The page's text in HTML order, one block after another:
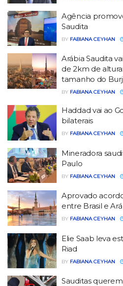
Agência
Saudita
BY FABIANA CEYHAN
Arábia Saudita
de 2km de
tamanho do
BY FABIANA CEYHAN
Haddad vai ao
bilaterais
BY FABIANA CEYHAN
Mineradora
Paulo
BY FABIANA CEYHAN
Aprovado
entre Brasil e
BY FABIANA CEYHAN
Elie Saab leva
Riad
BY FABIANA CEYHAN
Sauditas